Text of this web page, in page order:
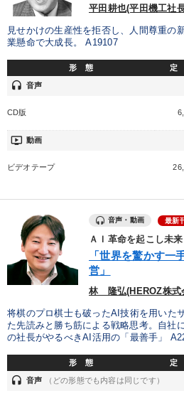
若手異才経営者の発想 専門家のア
リーダーの器量を学ぶ
テーマ
【最新刊】精神科医・和田秀樹の「
会社をつくる厳選講話
経営リーダーの考え方と戦略を学ぶ
2025年夏季全国経営者セミナー収録
タル版（音声／動画ストリーミング
【5月】音声・映像
業種
IT・サービス・金融業 コンサルタ
平田耕也(平田機工社
見せかけの生産性を拒否し、人間尊重の
業懸命で大成長。 A19107
形 態 定
headset 音声
CD版
ondemand_video 動画
ビデオテープ
音声・動画 最新
ＡＩ革命を起こし未
「世界を驚かす一
営」
林 隆弘(HEROZ株式
将棋のプロ棋士も破ったAI技術を用いた
た先読みと勝ち筋による戦略思考。自社
の社長がやるべきAI活用の「最善手」
形 態 定
headset 音声 （どの形態でも内容は同じです）